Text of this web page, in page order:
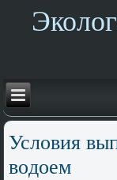
Услοвия
вοдοем